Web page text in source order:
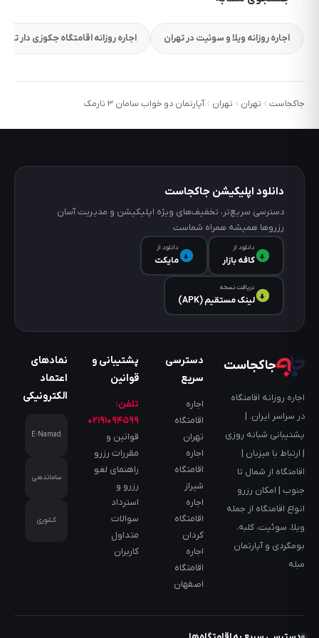
اجاره روزانه ویلا و سوئیت در تهران اجاره روزانه اقامتگاه جکوزی دار
جاکجاست تهران تهران آپارتمان دو خواب سامان 3 نارمک
دانلود اپلیکیشن جاکجاست
دسترسی سریع‌تر، تخفیف‌های ویژه اپلیکیشن و مدیریت آسان
رزروها همیشه همراه شماست
دانلود از
کافه‌ بازار
دانلود از
مایکت
دریافت نسخه
لینک مستقیم (APK)
جاکجاست
اجاره روزانه اقامتگاه
در سراسر ایران. |
پشتیبانی شبانه روزی
| ارتباط با میزبان |
اقامتگاه از شمال تا
جنوب | امکان رزرو
انواع اقامتگاه از جمله
ویلا، سوئیت، کلبه،
بومگردی و آپارتمان
مبله
دسترسی
سریع
اجاره
اقامتگاه
تهران
اجاره
اقامتگاه
شیراز
اجاره
اقامتگاه
کردان
اجاره
اقامتگاه
اصفهان
پشتیبانی و
قوانین
تلفن:
۰۲۱۹۱۰۹۴۵۹۹
قوانین و
مقررات رزرو
راهنمای لغو
رزرو و
استرداد
سوالات
متداول
کاربران
نمادهای
اعتماد
الکترونیکی
E-Namad
ساماندهی
کشوری